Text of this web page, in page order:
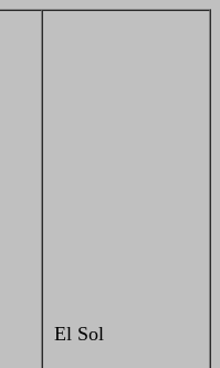
El Sol